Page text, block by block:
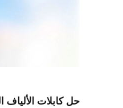
حل كابلات الألياف